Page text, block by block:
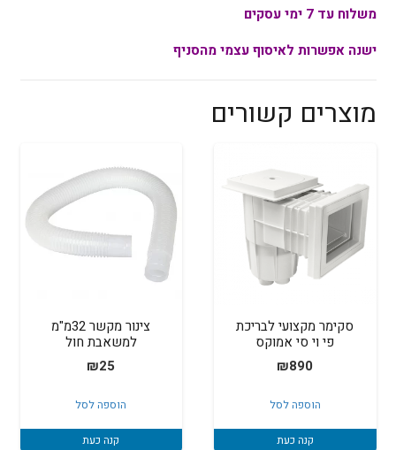
משלוח עד 7 ימי עסקים
ישנה אפשרות לאיסוף עצמי מהסניף
מוצרים קשורים
סקימר מקצועי לבריכת
פי וי סי אמוקס
₪890
הוספה לסל
קנה כעת
צינור מקשר 32מ"מ
למשאבת חול
₪25
הוספה לסל
קנה כעת